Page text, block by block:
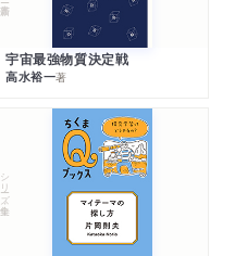
宇宙最強物質決定戦
高水裕一著
シリーズ・全集